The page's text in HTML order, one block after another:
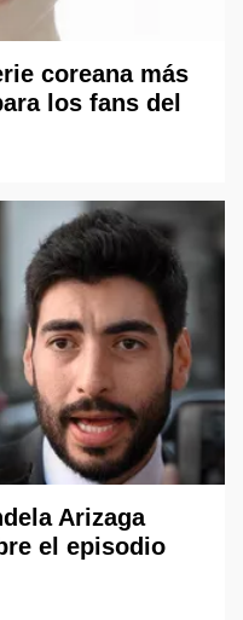
coreana más
los fans del
Arizaga
el episodio